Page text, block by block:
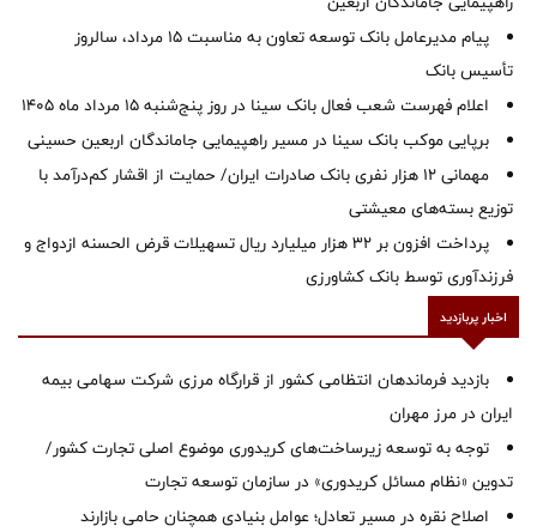
پیام مدیرعامل بانک توسعه تعاون به مناسبت 15 مرداد، سالروز
تأسیس بانک
اعلام فهرست شعب فعال بانک سینا در روز پنج‌شنبه 15 مرداد ماه 1405
برپایی موکب بانک سینا در مسیر راهپیمایی جاماندگان اربعین حسینی
مهمانی ۱۲ هزار نفری بانک صادرات ایران/ حمایت از اقشار کم‌درآمد با
توزیع بسته‌های معیشتی
پرداخت افزون بر 32 هزار میلیارد ریال تسهیلات قرض الحسنه ازدواج و
فرزندآوری توسط بانک کشاورزی
اخبار پربازدید
بازدید فرماندهان انتظامی کشور از قرارگاه مرزی شرکت سهامی بیمه
ایران در مرز مهران
توجه به توسعه زیرساخت‌های کریدوری موضوع اصلی تجارت کشور/
تدوین «نظام مسائل کریدوری» در سازمان توسعه تجارت
اصلاح نقره در مسیر تعادل؛ عوامل بنیادی همچنان حامی بازارند